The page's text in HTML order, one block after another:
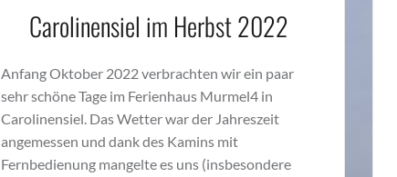
Carolinensiel im Herbst 2022
Anfang Oktober 2022 verbrachten wir ein paar
sehr schöne Tage im Ferienhaus Murmel4 in
Carolinensiel. Das Wetter war der Jahreszeit
angemessen und dank des Kamins mit
Fernbedienung mangelte es uns (insbesondere